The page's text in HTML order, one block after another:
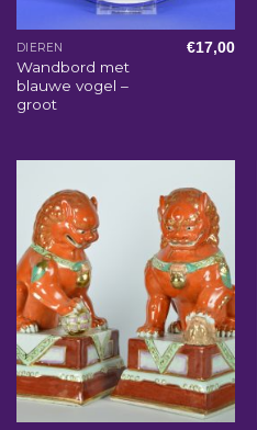
DIEREN
Wandbord met
blauwe vogel –
groot
€17,00